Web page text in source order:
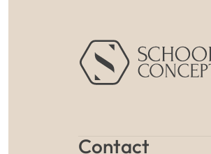
Contact